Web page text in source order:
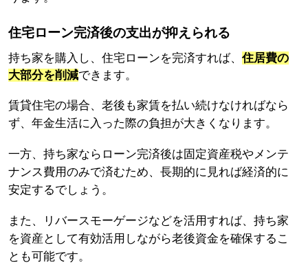
住宅ローン完済後の支出が抑えられる
持ち家を購入し、住宅ローンを完済すれば、住居費の
大部分を削減できます。
賃貸住宅の場合、老後も家賃を払い続けなければなら
ず、年金生活に入った際の負担が大きくなります。
一方、持ち家ならローン完済後は固定資産税やメンテ
ナンス費用のみで済むため、長期的に見れば経済的に
安定するでしょう。
また、リバースモーゲージなどを活用すれば、持ち家
を資産として有効活用しながら老後資金を確保するこ
とも可能です。